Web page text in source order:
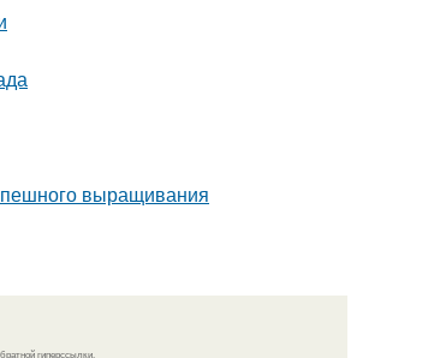
выращивания
гиперссылки.